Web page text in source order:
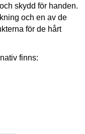
skydd för handen.
och en av de
för de hårt
finns: